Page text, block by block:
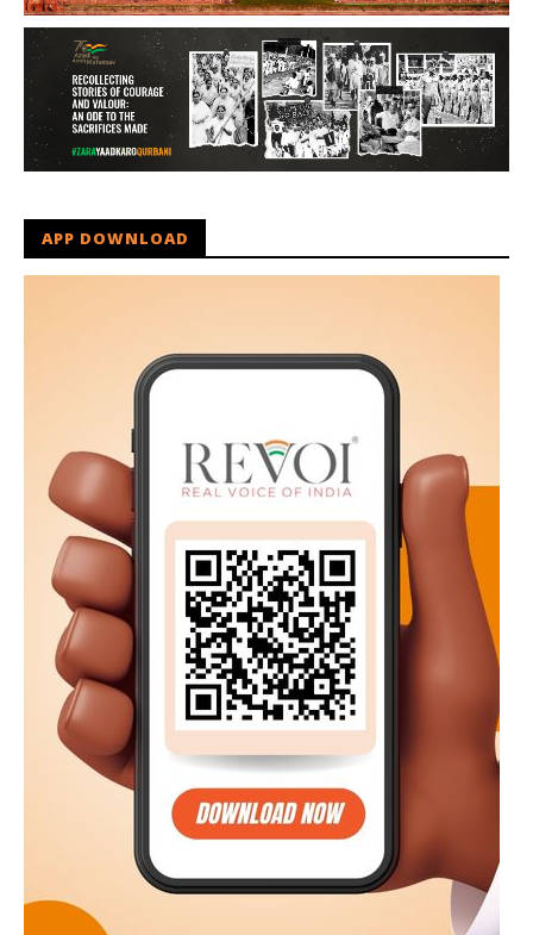
APP DOWNLOAD